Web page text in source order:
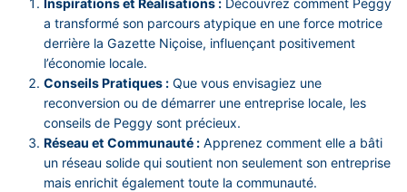
Inspirations et Réalisations : Découvrez comment Peggy
a transformé son parcours atypique en une force motrice
derrière la Gazette Niçoise, influençant positivement
l’économie locale.
Conseils Pratiques : Que vous envisagiez une
reconversion ou de démarrer une entreprise locale, les
conseils de Peggy sont précieux.
Réseau et Communauté : Apprenez comment elle a bâti
un réseau solide qui soutient non seulement son entreprise
mais enrichit également toute la communauté.